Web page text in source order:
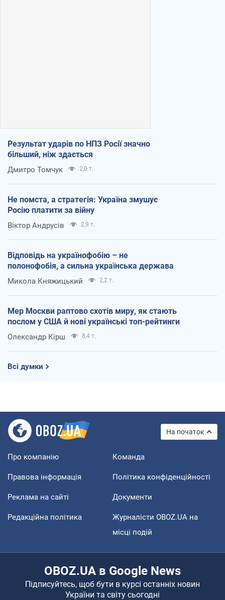
Результат ударів по НПЗ Росії значно
більший, ніж здається
Дмитро Томчук 2,0 т.
Не помста, а стратегія: Україна змушує
Росію платити за війну
Віктор Андрусів 2,9 т.
Відповідь на українофобію – не
полонофобія, а сильна українська держава
Микола Княжицький 2,2 т.
Мер Москви раптово схотів миру, як стають
послом у США й нові українські топ-рейтинги
Олександр Кірш 8,4 т.
Всі думки
На початок
Про компанію Команда
Правова інформація Політика конфіденційності
Реклама на сайті Документи
Редакційна політика
Журналісти OBOZ.UA на
місці подій
OBOZ.UA в Google News
Підписуйтесь, щоб бути в курсі останніх новин
України та світу сьогодні